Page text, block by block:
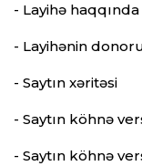
- Layihə haqqında
- Layihənin
- Saytın xəritəsi
- Saytın köhnə
- Saytın köhnə